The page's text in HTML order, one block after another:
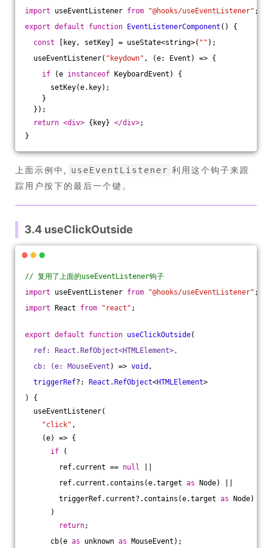
import useEventListener from "@hooks/useEventListener" ;
export default function EventListenerComponent ( ) {
const [key, setKey] = useState<string>( "" );
useEventListener( "keydown" , (e: Event) => {
if (e instanceof KeyboardEvent) {
setKey(e.key);
}
});
return <div> {key} </div>;
}
上面示例中, useEventListener 利用这个钩子来跟
踪用户按下的最后一个键。
3.4 useClickOutside
// 复用了上面的useEventListener钩子
import useEventListener from "@hooks/useEventListener" ;
import React from "react" ;
export default function useClickOutside(
ref: React.RefObject<HTMLElement>,
cb: (e: MouseEvent ) => void ,
triggerRef?: React .RefObject<HTMLElement>
) {
useEventListener(
"click" ,
(e) => {
if (
ref.current == null
ref.current.contains(e.target as Node) ||
triggerRef.current?.contains(e.target as Node)
)
return;
cb(e as unknown as MouseEvent);